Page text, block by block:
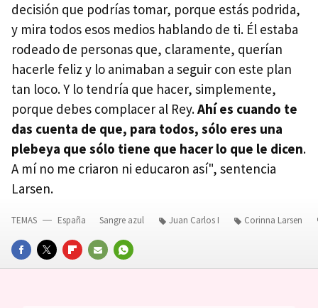
decisión que podrías tomar, porque estás podrida,
y mira todos esos medios hablando de ti. Él estaba
rodeado de personas que, claramente, querían
hacerle feliz y lo animaban a seguir con este plan
tan loco. Y lo tendría que hacer, simplemente,
porque debes complacer al Rey.Ahí es cuando te
das cuenta de que, para todos, sólo eres una
plebeya que sólo tiene que hacer lo que le dicen.
A mí no me criaron ni educaron así", sentencia
Larsen.
FACEBOOKTWITTERFLIPBOARD
E-
WHATSAPP
TEMAS España Sangre azul Juan Carlos I Corinna Larsen